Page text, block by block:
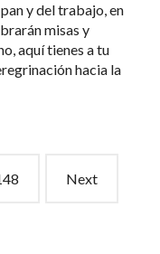
y del trabajo, en
misas y
aquí tienes a tu
hacia la
Next